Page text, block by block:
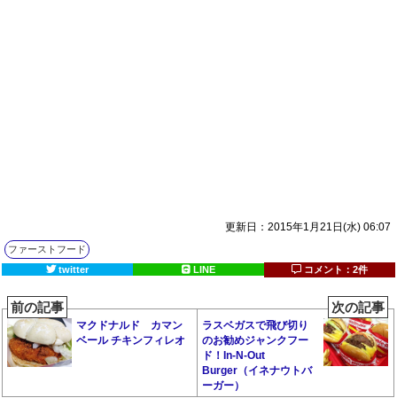
更新日：2015年1月21日(水) 06:07
ファーストフード
twitter
LINE コメント：2件
前の記事
マクドナルド カマン
ベール チキンフィレオ
次の記事
ラスベガスで飛び切り
のお勧めジャンクフー
ド！In-N-Out
Burger（イネナウトバ
ーガー）